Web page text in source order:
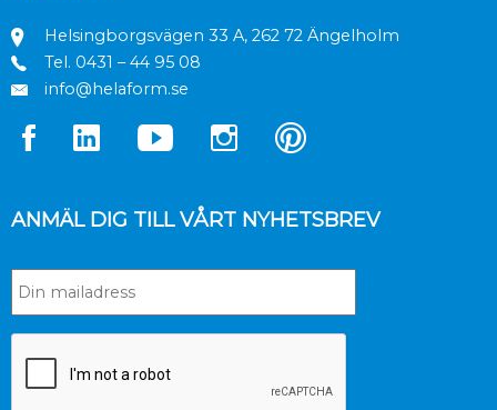
Helsingborgsvägen 33 A, 262 72 Ängelholm
Tel. 0431 – 44 95 08
info@helaform.se
ANMÄL DIG TILL VÅRT NYHETSBREV